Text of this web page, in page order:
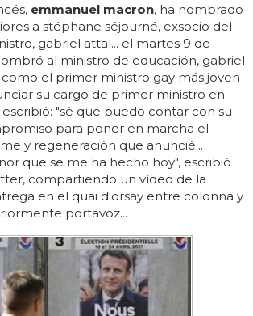
emmanuel macron, ha nombrado
a stéphane séjourné, exsocio del
gabriel attal... el martes 9 de
al ministro de educación, gabriel
como el primer ministro gay más joven
su cargo de primer ministro en
escribió: "sé que puedo contar con su
para poner en marcha el
y regeneración que anuncié...
que se me ha hecho hoy", escribió
compartiendo un vídeo de la
en el quai d'orsay entre colonna y
portavoz...